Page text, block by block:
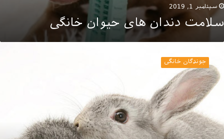
سپتامبر 1, 2019
سلامت دندان های حیوان خانگی
نگهداری
جوندگان
جوندگان خانگی